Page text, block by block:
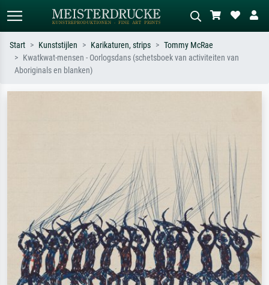
Standaard zoeken
Start Kunststijlen Karikaturen, strips
Tommy McRae
Kwatkwat-mensen - Oorlogsdans (schetsboek van activiteiten van
Aboriginals en blanken)